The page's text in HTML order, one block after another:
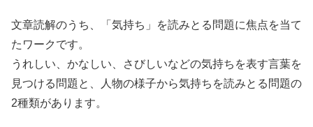
文章読解のうち、「気持ち」を読みとる問題に焦点を当て
たワークです。
うれしい、かなしい、さびしいなどの気持ちを表す言葉を
見つける問題と、人物の様子から気持ちを読みとる問題の
2種類があります。